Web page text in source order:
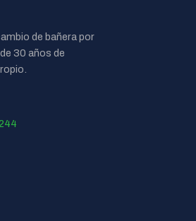
de bañera por
30 años de